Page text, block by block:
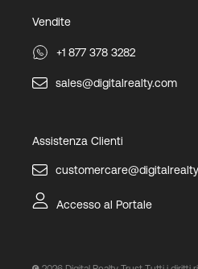
Vendite
+1 877 378 3282
sales@digitalrealty.com
Assistenza Clienti
Accesso al Portale